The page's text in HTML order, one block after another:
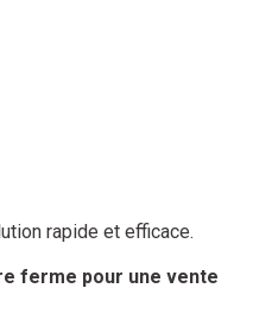
rapide et efficace.
ferme pour une vente